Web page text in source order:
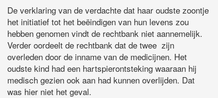
De verklaring van de verdachte dat haar oudste zoontje
het initiatief tot het beëindigen van hun levens zou
hebben genomen vindt de rechtbank niet aannemelijk.
Verder oordeelt de rechtbank dat de twee zijn
overleden door de inname van de medicijnen. Het
oudste kind had een hartspierontsteking waaraan hij
medisch gezien ook aan had kunnen overlijden. Dat
was hier niet het geval.